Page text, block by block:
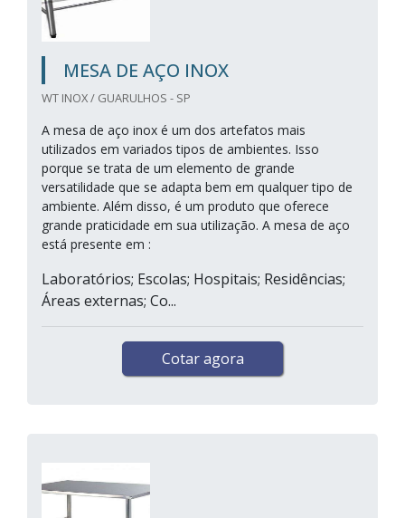
MESA DE AÇO INOX
WT INOX / GUARULHOS - SP
A mesa de aço inox é um dos artefatos mais
utilizados em variados tipos de ambientes. Isso
porque se trata de um elemento de grande
versatilidade que se adapta bem em qualquer tipo de
ambiente. Além disso, é um produto que oferece
grande praticidade em sua utilização. A mesa de aço
está presente em :
Laboratórios; Escolas; Hospitais; Residências;
Áreas externas; Co...
Cotar agora